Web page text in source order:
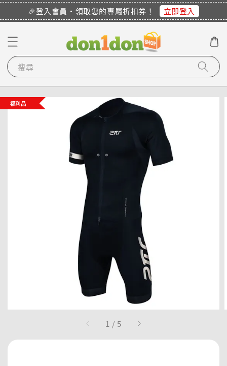
🎉登入會員・領取您的專屬折扣券！ 立即登入
搜尋
1 /5
福利品